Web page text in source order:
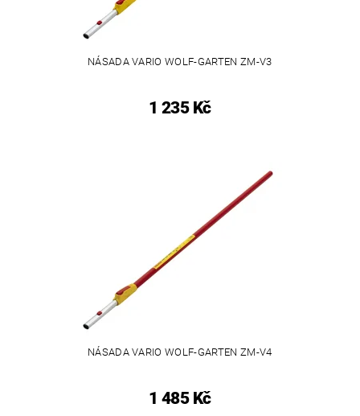
NÁSADA VARIO WOLF-GARTEN ZM-V3
1 235 Kč
NÁSADA VARIO WOLF-GARTEN ZM-V4
1 485 Kč